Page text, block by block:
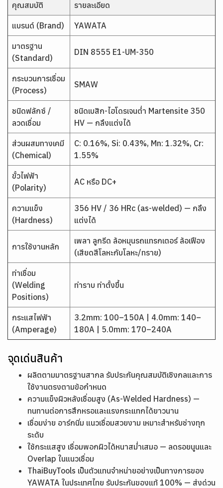
คุณสมบัติ รายละเอียด
แบรนด์ (Brand) YAWATA
มาตรฐาน
(Standard)
DIN 8555 E1-UM-350
กระบวนการเชื่อม
(Process)
SMAW
ชนิดฟลักซ์ /
ลวดเชื่อม
ชนิดเบสิก-ไฮโดรเจนต่ำ Martensite 350
HV — กลึงแต่งได้
ส่วนผสมทางเคมี
(Chemical)
C: 0.16%, Si: 0.43%, Mn: 1.32%, Cr:
1.55%
ขั้วไฟฟ้า
(Polarity)
AC หรือ DC+
ความแข็ง
(Hardness)
356 HV / 36 HRc (as-welded) — กลึง
แต่งได้
การใช้งานหลัก
เพลา ลูกรีด ล้อหมุนรถแทรกเตอร์ ล้อเฟือง
(เสียดสีโลหะกับโลหะ/ทราย)
ท่าเชื่อม
(Welding
Positions)
ท่าราบ ท่าตั้งขึ้น
กระแสไฟฟ้า
(Amperage)
3.2mm: 100–150A | 4.0mm: 140–
180A | 5.0mm: 170–240A
จุดเด่นสินค้า
ผลิตตามมาตรฐานสากล รับประกันคุณสมบัติเชิงกลและการ
ใช้งานตรงตามข้อกำหนด
ความแข็งผิวหลังเชื่อมสูง (As-Welded Hardness) —
ทนทานต่อการสึกหรอและแรงกระแทกได้ยาวนาน
เชื่อมง่าย อาร์กนิ่ม แนวเชื่อมสวยงาม เหมาะสำหรับช่างทุก
ระดับ
ใช้กระแสสูง เชื่อมพอกผิวได้หนาสม่ำเสมอ — ลดรอยนูนและ
Overlap ในแนวเชื่อม
ThaiBuyTools เป็นตัวแทนจำหน่ายอย่างเป็นทางการของ
YAWATA ในประเทศไทย รับประกันของแท้ 100% — ส่งด่วน